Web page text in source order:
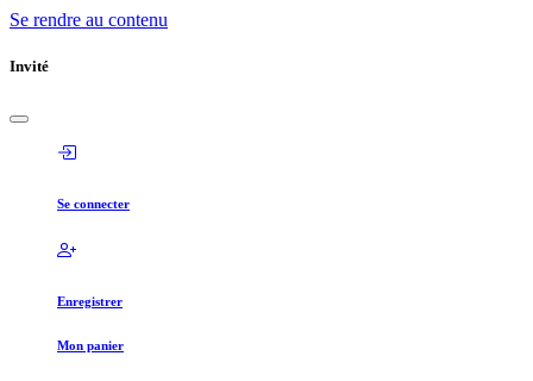
Se rendre au contenu
Invité
Se connecter
Enregistrer
Mon panier